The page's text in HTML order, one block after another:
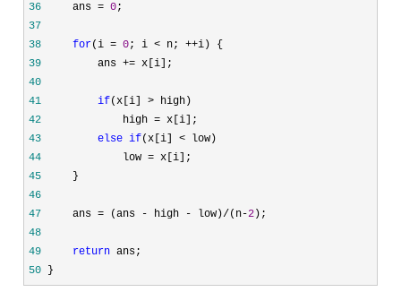
36
     ans =
0
37
38
for(i = 0; i < n; ++
39
         ans +=
40
41
if(x[i] >
42
             high =
43
else if(x[i] <
44
             low =
45
46
47
     ans = (ans - high - low)/(n-
2
48
49
return
50 }